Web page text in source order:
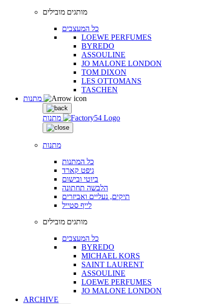
מותגים מובילים
כל המעצבים
LOEWE PERFUMES
BYREDO
ASSOULINE
JO MALONE LONDON
TOM DIXON
LES OTTOMANS
TASCHEN
מתנות
מתנות
כל המתנות
גיפט קארד
ביוטי ובישום
הלבשה תחתונה
תיקים, נעליים ואביזרים
לייף סטייל
מותגים מובילים
כל המעצבים
BYREDO
MICHAEL KORS
SAINT LAURENT
ASSOULINE
LOEWE PERFUMES
JO MALONE LONDON
ARCHIVE